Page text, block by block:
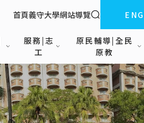
:::
首頁義守大學網站導覽 全站搜索
服務|志
工
原民輔導|全民
原教